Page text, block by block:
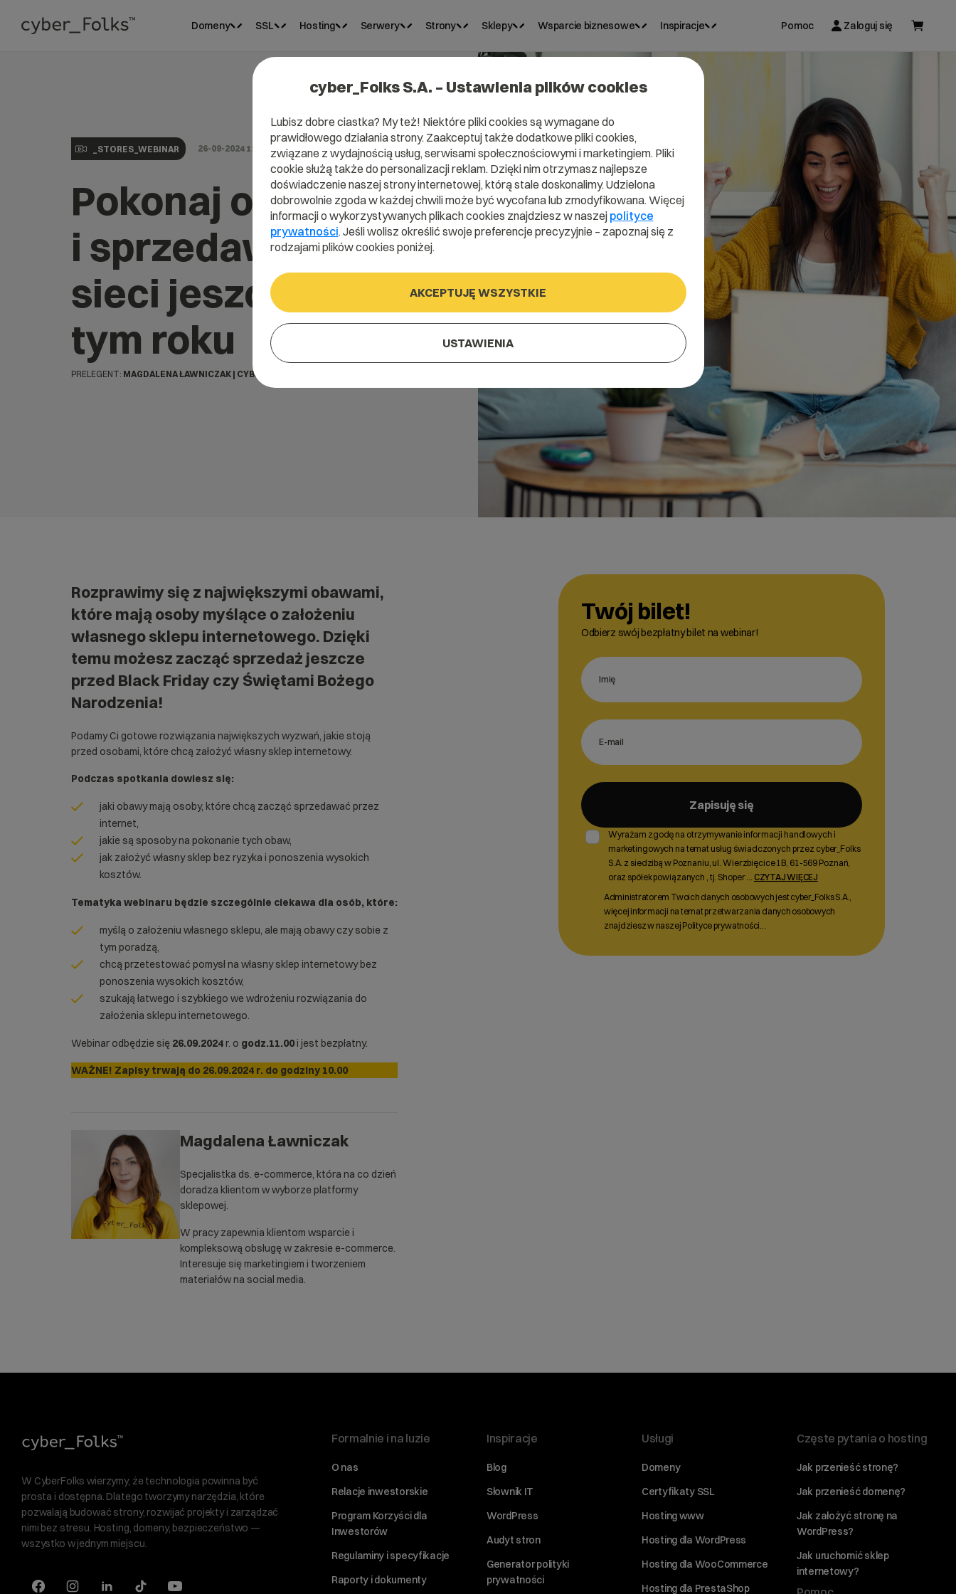
Domeny SSL Hosting Serwery Strony Sklepy Wsparcie biznesowe Inspiracje Pomoc Zaloguj się
_STORES_WEBINAR 26-09-2024 11:00
Pokonaj obawy
i sprzedawaj w
sieci jeszcze w
tym roku
PRELEGENT: MAGDALENA ŁAWNICZAK | CYBER_FOLKS
Rozprawimy się z największymi obawami,
które mają osoby myślące o założeniu
własnego sklepu internetowego. Dzięki
temu możesz zacząć sprzedaż jeszcze
przed Black Friday czy Świętami Bożego
Narodzenia!
Podamy Ci gotowe rozwiązania największych wyzwań, jakie stoją
przed osobami, które chcą założyć własny sklep internetowy.
Podczas spotkania dowiesz się:
jaki obawy mają osoby, które chcą zacząć sprzedawać przez
internet,
jakie są sposoby na pokonanie tych obaw,
jak założyć własny sklep bez ryzyka i ponoszenia wysokich
kosztów.
Tematyka webinaru będzie szczególnie ciekawa dla osób, które:
myślą o założeniu własnego sklepu, ale mają obawy czy sobie z
tym poradzą,
chcą przetestować pomysł na własny sklep internetowy bez
ponoszenia wysokich kosztów,
szukają łatwego i szybkiego we wdrożeniu rozwiązania do
założenia sklepu internetowego.
Webinar odbędzie się 26.09.2024 r. o godz.11.00 i jest bezpłatny.
WAŻNE! Zapisy trwają do 26.09.2024 r. do godziny 10.00
Magdalena Ławniczak
Specjalistka ds. e-commerce, która na co dzień
doradza klientom w wyborze platformy
sklepowej.
W pracy zapewnia klientom wsparcie i
kompleksową obsługę w zakresie e-commerce.
Interesuje się marketingiem i tworzeniem
materiałów na social media.
Twój bilet!
Odbierz swój bezpłatny bilet na webinar!
Wyrażam zgodę na otrzymywanie informacji handlowych i
marketingowych na temat usług świadczonych przez cyber_Folks
S.A. z siedzibą w Poznaniu, ul. Wierzbięcice 1B, 61-569 Poznań,
oraz spółek powiązanych , tj. Shoper... CZYTAJ WIĘCEJ
Administratorem Twoich danych osobowych jest cyber_Folks S.A.,
więcej informacji na temat przetwarzania danych osobowych
znajdziesz w naszej Polityce prywatności…
Zapisuję się
W CyberFolks wierzymy, że technologia powinna być
prosta i dostępna. Dlatego tworzymy narzędzia, które
pozwalają budować strony, rozwijać projekty i zarządzać
nimi bez stresu. Hosting, domeny, bezpieczeństwo —
wszystko w jednym miejscu.
Formalnie i na luzie
O nas
Relacje inwestorskie
Program Korzyści dla
Inwestorów
Regulaminy i specyfikacje
Raporty i dokumenty
Inspiracje
Blog
Słownik IT
WordPress
Audyt stron
Generator polityki
prywatności
Usługi
Domeny
Certyfikaty SSL
Hosting www
Hosting dla WordPress
Hosting dla WooCommerce
Hosting dla PrestaShop
Częste pytania o hosting
Jak przenieść stronę?
Jak przenieść domenę?
Jak założyć stronę na
WordPress?
Jak uruchomić sklep
internetowy?
cyber_Folks S.A. – Ustawienia plików cookies
Lubisz dobre ciastka? My też! Niektóre pliki cookies są wymagane do
prawidłowego działania strony. Zaakceptuj także dodatkowe pliki cookies,
związane z wydajnością usług, serwisami społecznościowymi i marketingiem. Pliki
cookie służą także do personalizacji reklam. Dzięki nim otrzymasz najlepsze
doświadczenie naszej strony internetowej, którą stale doskonalimy. Udzielona
dobrowolnie zgoda w każdej chwili może być wycofana lub zmodyfikowana. Więcej
informacji o wykorzystywanych plikach cookies znajdziesz w naszej polityce
prywatności. Jeśli wolisz określić swoje preferencje precyzyjnie – zapoznaj się z
rodzajami plików cookies poniżej.
AKCEPTUJĘ WSZYSTKIE
USTAWIENIA